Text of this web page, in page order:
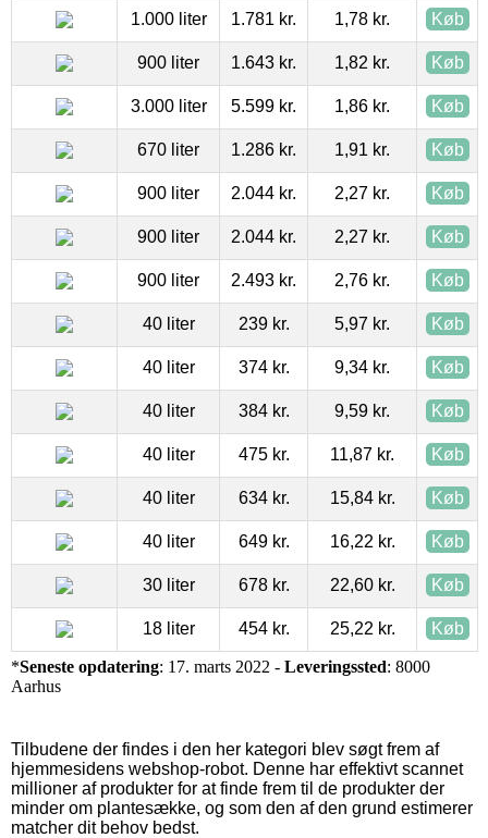
1.000 liter 1.781 kr. 1,78 kr. Køb
900 liter 1.643 kr. 1,82 kr. Køb
3.000 liter 5.599 kr. 1,86 kr. Køb
670 liter 1.286 kr. 1,91 kr. Køb
900 liter 2.044 kr. 2,27 kr. Køb
900 liter 2.044 kr. 2,27 kr. Køb
900 liter 2.493 kr. 2,76 kr. Køb
40 liter 239 kr. 5,97 kr. Køb
40 liter 374 kr. 9,34 kr. Køb
40 liter 384 kr. 9,59 kr. Køb
40 liter 475 kr. 11,87 kr. Køb
40 liter 634 kr. 15,84 kr. Køb
40 liter 649 kr. 16,22 kr. Køb
30 liter 678 kr. 22,60 kr. Køb
18 liter 454 kr. 25,22 kr. Køb
*Seneste opdatering: 17. marts 2022 - Leveringssted: 8000
Aarhus
Tilbudene der findes i den her kategori blev søgt frem af
hjemmesidens webshop-robot. Denne har effektivt scannet
millioner af produkter for at finde frem til de produkter der
minder om plantesække, og som den af den grund estimerer
matcher dit behov bedst.